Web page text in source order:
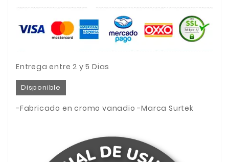
Entrega entre 2 y 5 Dias
Disponible
-Fabricado en cromo vanadio -Marca Surtek